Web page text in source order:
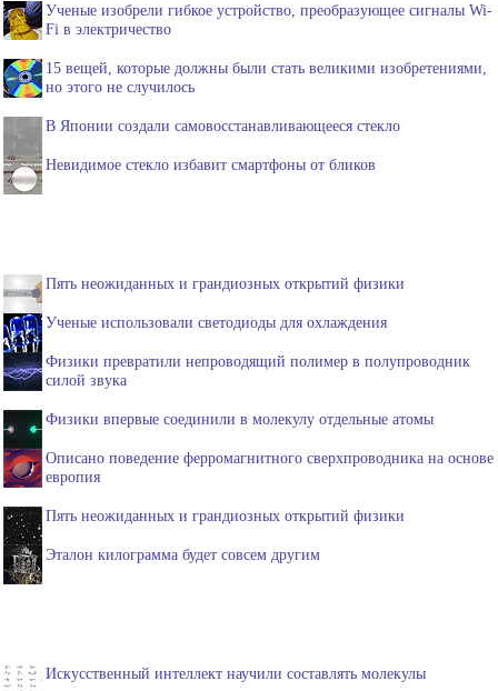
Ученые изобрели гибкое устройство, преобразующее сигналы Wi-
Fi в электричество
15 вещей, которые должны были стать великими изобретениями,
но этого не случилось
В Японии создали самовосстанавливающееся стекло
Невидимое стекло избавит смартфоны от бликов
Пять неожиданных и грандиозных открытий физики
Ученые использовали светодиоды для охлаждения
Физики превратили непроводящий полимер в полупроводник
силой звука
Физики впервые соединили в молекулу отдельные атомы
Описано поведение ферромагнитного сверхпроводника на основе
европия
Пять неожиданных и грандиозных открытий физики
Эталон килограмма будет совсем другим
Искусственный интеллект научили составлять молекулы